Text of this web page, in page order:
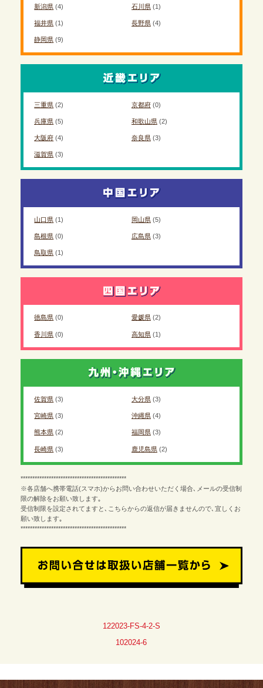
新潟県 (4) 石川県(1)
福井県 (1) 長野県(4)
静岡県 (9)
三重県 (2) 京都府(0)
兵庫県 (5) 和歌山県(2)
大阪府 (4) 奈良県(3)
滋賀県 (3)
山口県 (1) 岡山県(5)
島根県 (0) 広島県(3)
鳥取県 (1)
徳島県 (0) 愛媛県(2)
香川県 (0) 高知県(1)
佐賀県 (3) 大分県(3)
宮崎県 (3) 沖縄県(4)
熊本県 (2) 福岡県(3)
長崎県 (3) 鹿児島県(2)
*********************************************
※各店舗へ携帯電話(スマホ)からお問い合わせいただく場合､メールの受信制
限の解除をお願い致します｡
受信制限を設定されてますと､こちらからの返信が届きませんので､宜しくお
願い致します｡
*********************************************
122023-FS-4-2-S
102024-6